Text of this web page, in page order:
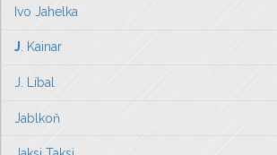
Ivo Jahelka
J. Kainar
J. Líbal
Jablkoň